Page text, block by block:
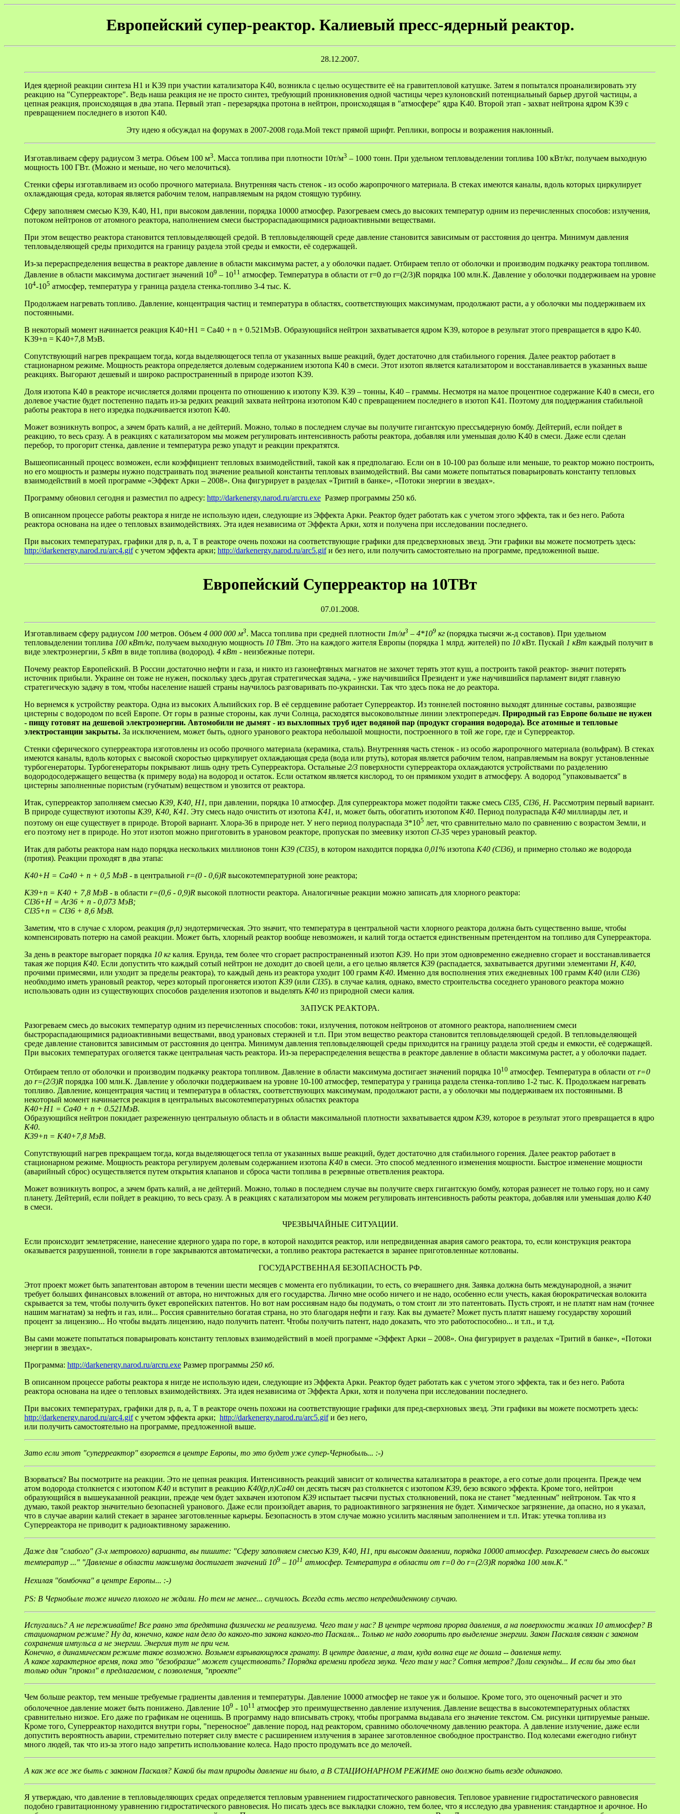
Европейский супер-реактор. Калиевый пресс-ядерный реактор.
28.12.2007.
Идея ядерной реакции синтеза H1 и K39 при участии катализатора K40, возникла с целью осуществите её на гравитепловой катушке. Затем я попытался проанализировать эту
реакцию на "Суперреакторе". Ведь наша реакция не не просто синтез, требующий проникновения одной частицы через кулоновский потенциальный барьер другой частицы, а
цепная реакция, происходящая в два этапа. Первый этап - перезарядка протона в нейтрон, происходящая в "атмосфере" ядра K40. Второй этап - захват нейтрона ядром K39 с
превращением последнего в изотоп K40.
Эту идею я обсуждал на форумах в 2007-2008 года.Мой текст прямой шрифт. Реплики, вопросы и возражения наклонный.
Изготавливаем сферу радиусом 3 метра. Объем 100 м3. Масса топлива при плотности 10т/м3 – 1000 тонн. При удельном тепловыделении топлива 100 кВт/кг, получаем выходную
мощность 100 ГВт. (Можно и меньше, но чего мелочиться).
Стенки сферы изготавливаем из особо прочного материала. Внутренняя часть стенок - из особо жаропрочного материала. В стеках имеются каналы, вдоль которых циркулирует
охлаждающая среда, которая является рабочим телом, направляемым на рядом стоящую турбину.
Сферу заполняем смесью K39, K40, H1, при высоком давлении, порядка 10000 атмосфер. Разогреваем смесь до высоких температур одним из перечисленных способов: излучения,
потоком нейтронов от атомного реактора, наполнением смеси быстрораспадающимися радиоактивными веществами.
При этом вещество реактора становится тепловыделяющей средой. В тепловыделяющей среде давление становится зависимым от расстояния до центра. Минимум давления
тепловыделяющей среды приходится на границу раздела этой среды и емкости, её содержащей.
Из-за перераспределения вещества в реакторе давление в области максимума растет, а у оболочки падает. Отбираем тепло от оболочки и производим подкачку реактора топливом.
Давление в области максимума достигает значений 109 – 1011 атмосфер. Температура в области от r=0 до r=(2/3)R порядка 100 млн.К. Давление у оболочки поддерживаем на уровне
104-105 атмосфер, температура у граница раздела стенка-топливо 3-4 тыс. К.
Продолжаем нагревать топливо. Давление, концентрация частиц и температура в областях, соответствующих максимумам, продолжают расти, а у оболочки мы поддерживаем их
постоянными.
В некоторый момент начинается реакция K40+H1 = Ca40 + n + 0.521МэВ. Образующийся нейтрон захватывается ядром K39, которое в результат этого превращается в ядро K40.
K39+n = K40+7,8 МэВ.
Сопутствующий нагрев прекращаем тогда, когда выделяющегося тепла от указанных выше реакций, будет достаточно для стабильного горения. Далее реактор работает в
стационарном режиме. Мощность реактора определяется долевым содержанием изотопа K40 в смеси. Этот изотоп является катализатором и восстанавливается в указанных выше
реакциях. Выгорают дешевый и широко распространенный в природе изотоп K39.
Доля изотопа K40 в реакторе исчисляется долями процента по отношению к изотопу K39. K39 – тонны, K40 – граммы. Несмотря на малое процентное содержание K40 в смеси, его
долевое участие будет постепенно падать из-за редких реакций захвата нейтрона изотопом K40 с превращением последнего в изотоп K41. Поэтому для поддержания стабильной
работы реактора в него изредка подкачивается изотоп K40.
Может возникнуть вопрос, а зачем брать калий, а не дейтерий. Можно, только в последнем случае вы получите гигантскую прессъядерную бомбу. Дейтерий, если пойдет в
реакцию, то весь сразу. А в реакциях с катализатором мы можем регулировать интенсивность работы реактора, добавляя или уменьшая долю K40 в смеси. Даже если сделан
перебор, то прогорит стенка, давление и температура резко упадут и реакции прекратятся.
Вышеописанный процесс возможен, если коэффициент тепловых взаимодействий, такой как я предполагаю. Если он в 10-100 раз больше или меньше, то реактор можно построить,
но его мощность и размеры нужно подстраивать под значение реальной константы тепловых взаимодействий. Вы сами можете попытаться поварьировать константу тепловых
взаимодействий в моей программе «Эффект Арки – 2008». Она фигурирует в разделах «Тритий в банке», «Потоки энергии в звездах».
Программу обновил сегодня и разместил по адресу: http://darkenergy.narod.ru/arcru.exe Размер программы 250 кб.
В описанном процессе работы реактора я нигде не использую идеи, следующие из Эффекта Арки. Реактор будет работать как с учетом этого эффекта, так и без него. Работа
реактора основана на идее о тепловых взаимодействиях. Эта идея независима от Эффекта Арки, хотя и получена при исследовании последнего.
При высоких температурах, графики для p, n, a, T в реакторе очень похожи на соответствующие графики для предсверхновых звезд. Эти графики вы можете посмотреть здесь:
http://darkenergy.narod.ru/arc4.gifс учетом эффекта арки; http://darkenergy.narod.ru/arc5.gifи без него, или получить самостоятельно на программе, предложенной выше.
Европейский Суперреактор на 10ТВт
07.01.2008.
Изготавливаем сферу радиусом 100 метров. Объем 4 000 000 м3. Масса топлива при средней плотности 1т/м3 – 4*109 кг (порядка тысячи ж-д составов). При удельном
тепловыделении топлива 100 кВт/кг, получаем выходную мощность 10 ТВт. Это на каждого жителя Европы (порядка 1 млрд. жителей) по 10 кВт. Пускай 1 кВт каждый получит в
виде электроэнергии, 5 кВт в виде топлива (водород). 4 кВт - неизбежные потери.
Почему реактор Европейский. В России достаточно нефти и газа, и никто из газонефтяных магнатов не захочет терять этот куш, а построить такой реактор- значит потерять
источник прибыли. Украине он тоже не нужен, поскольку здесь другая стратегическая задача, - уже научившийся Президент и уже научившийся парламент видят главную
стратегическую задачу в том, чтобы население нашей страны научилось разговаривать по-украински. Так что здесь пока не до реактора.
Но вернемся к устройству реактора. Одна из высоких Альпийских гор. В её сердцевине работает Суперреактор. Из тоннелей постоянно выходят длинные составы, развозящие
цистерны с водородом по всей Европе. От горы в разные стороны, как лучи Солнца, расходятся высоковольтные линии электропередач. Природный газ Европе больше не нужен
- пищу готовят на дешевой электроэнергии. Автомобили не дымят - из выхлопных труб идет водяной пар (продукт сгорания водорода). Все атомные и тепловые
электростанции закрыты. За исключением, может быть, одного уранового реактора небольшой мощности, построенного в той же горе, где и Суперреактор.
Стенки сферического суперреактора изготовлены из особо прочного материала (керамика, сталь). Внутренняя часть стенок - из особо жаропрочного материала (вольфрам). В стеках
имеются каналы, вдоль которых с высокой скоростью циркулирует охлаждающая среда (вода или ртуть), которая является рабочим телом, направляемым на вокруг установленные
турбогенераторы. Турбогенераторы покрывают лишь одну треть Суперреактора. Остальные 2/3 поверхности суперреактора охлаждаются устройствами по разделению
водородосодержащего вещества (к примеру вода) на водород и остаток. Если остатком является кислород, то он прямиком уходит в атмосферу. А водород "упаковывается" в
цистерны заполненные пористым (губчатым) веществом и увозится от реактора.
Итак, суперреактор заполняем смесью K39, K40, H1, при давлении, порядка 10 атмосфер. Для суперреактора может подойти также смесь Cl35, Cl36, H. Рассмотрим первый вариант.
В природе существуют изотопы K39, K40, K41. Эту смесь надо очистить от изотопа K41, и, может быть, обогатить изотопом K40. Период полураспада К40 миллиарды лет, и
поэтому он еще существует в природе. Второй вариант. Хлора-36 в природе нет. У него период полураспада 3*105 лет, что сравнительно мало по сравнению с возрастом Земли, и
его поэтому нет в природе. Но этот изотоп можно приготовить в урановом реакторе, пропуская по змеевику изотоп Cl-35 через урановый реактор.
Итак для работы реактора нам надо порядка нескольких миллионов тонн K39 (Cl35), в котором находится порядка 0,01% изотопа K40 (Cl36), и примерно столько же водорода
(протия). Реакции проходят в два этапа:
K40+H = Ca40 + n + 0,5 МэВ - в центральной r=(0 - 0,6)R высокотемпературной зоне реактора;
K39+n = K40 + 7,8 МэВ - в области r=(0,6 - 0,9)R высокой плотности реактора. Аналогичные реакции можно записать для хлорного реактора:
Cl36+H = Ar36 + n - 0,073 МэВ;
Cl35+n = Cl36 + 8,6 МэВ.
Заметим, что в случае с хлором, реакция (p,n) эндотермическая. Это значит, что температура в центральной части хлорного реактора должна быть существенно выше, чтобы
компенсировать потерю на самой реакции. Может быть, хлорный реактор вообще невозможен, и калий тогда остается единственным претендентом на топливо для Суперреактора.
За день в реакторе выгорает порядка 10 кг калия. Ерунда, тем более что сгорает распространенный изотоп K39. Но при этом одновременно ежедневно сгорает и восстанавливается
такая же порция K40. Если допустить что каждый сотый нейтрон не доходит до своей цели, а его целью является К39 (распадается, захватывается другими элементами Н, K40,
прочими примесями, или уходит за пределы реактора), то каждый день из реактора уходит 100 грамм K40. Именно для восполнения этих ежедневных 100 грамм K40 (или Cl36)
необходимо иметь урановый реактор, через который прогоняется изотоп K39 (или Cl35). в случае калия, однако, вместо строительства соседнего уранового реактора можно
использовать один из существующих способов разделения изотопов и выделять К40 из природной смеси калия.
ЗАПУСК РЕАКТОРА.
Разогреваем смесь до высоких температур одним из перечисленных способов: токи, излучения, потоком нейтронов от атомного реактора, наполнением смеси
быстрораспадающимися радиоактивными веществами, ввод урановых стержней и т.п. При этом вещество реактора становится тепловыделяющей средой. В тепловыделяющей
среде давление становится зависимым от расстояния до центра. Минимум давления тепловыделяющей среды приходится на границу раздела этой среды и емкости, её содержащей.
При высоких температурах оголяется также центральная часть реактора. Из-за перераспределения вещества в реакторе давление в области максимума растет, а у оболочки падает.
Отбираем тепло от оболочки и производим подкачку реактора топливом. Давление в области максимума достигает значений порядка 1010 атмосфер. Температура в области от r=0
до r=(2/3)R порядка 100 млн.К. Давление у оболочки поддерживаем на уровне 10-100 атмосфер, температура у граница раздела стенка-топливо 1-2 тыс. К. Продолжаем нагревать
топливо. Давление, концентрация частиц и температура в областях, соответствующих максимумам, продолжают расти, а у оболочки мы поддерживаем их постоянными. В
некоторый момент начинается реакция в центральных высокотемпературных областях реактора
K40+H1 = Ca40 + n + 0.521МэВ.
Образующийся нейтрон покидает разреженную центральную область и в области максимальной плотности захватывается ядром K39, которое в результат этого превращается в ядро
K40.
K39+n = K40+7,8 МэВ.
Сопутствующий нагрев прекращаем тогда, когда выделяющегося тепла от указанных выше реакций, будет достаточно для стабильного горения. Далее реактор работает в
стационарном режиме. Мощность реактора регулируем долевым содержанием изотопа K40 в смеси. Это способ медленного изменения мощности. Быстрое изменение мощности
(аварийный сброс) осуществляется путем открытия клапанов и сброса части топлива в резервные ответвления реактора.
Может возникнуть вопрос, а зачем брать калий, а не дейтерий. Можно, только в последнем случае вы получите сверх гигантскую бомбу, которая разнесет не только гору, но и саму
планету. Дейтерий, если пойдет в реакцию, то весь сразу. А в реакциях с катализатором мы можем регулировать интенсивность работы реактора, добавляя или уменьшая долю K40
в смеси.
ЧРЕЗВЫЧАЙНЫЕ СИТУАЦИИ.
Если происходит землетрясение, нанесение ядерного удара по горе, в которой находится реактор, или непредвиденная авария самого реактора, то, если конструкция реактора
оказывается разрушенной, тоннели в горе закрываются автоматически, а топливо реактора растекается в заранее приготовленные котлованы.
ГОСУДАРСТВЕННАЯ БЕЗОПАСНОСТЬ РФ.
Этот проект может быть запатентован автором в течении шести месяцев с момента его публикации, то есть, со вчерашнего дня. Заявка должна быть международной, а значит
требует больших финансовых вложений от автора, но ничтожных для его государства. Лично мне особо ничего и не надо, особенно если учесть, какая бюрократическая волокита
скрывается за тем, чтобы получить букет европейских патентов. Но вот нам россиянам надо бы подумать, о том стоит ли это патентовать. Пусть строят, и не платят нам нам (точнее
нашим магнатам) за нефть и газ, или... Россия сравнительно богатая страна, но это благодаря нефти и газу. Как вы думаете? Может пусть платят нашему государству хороший
процент за лицензию... Но чтобы выдать лицензию, надо получить патент. Чтобы получить патент, надо доказать, что это работоспособно... и т.п., и т.д.
Вы сами можете попытаться поварьировать константу тепловых взаимодействий в моей программе «Эффект Арки – 2008». Она фигурирует в разделах «Тритий в банке», «Потоки
энергии в звездах».
Программа: http://darkenergy.narod.ru/arcru.exe Размер программы 250 кб.
В описанном процессе работы реактора я нигде не использую идеи, следующие из Эффекта Арки. Реактор будет работать как с учетом этого эффекта, так и без него. Работа
реактора основана на идее о тепловых взаимодействиях. Эта идея независима от Эффекта Арки, хотя и получена при исследовании последнего.
При высоких температурах, графики для p, n, a, T в реакторе очень похожи на соответствующие графики для пред-сверхновых звезд. Эти графики вы можете посмотреть здесь:
http://darkenergy.narod.ru/arc4.gifс учетом эффекта арки; http://darkenergy.narod.ru/arc5.gifи без него,
или получить самостоятельно на программе, предложенной выше.
Зато если этот "суперреактор" взорвется в центре Европы, то это будет уже супер-Чернобыль... :-)
Взорваться? Вы посмотрите на реакции. Это не цепная реакция. Интенсивность реакций зависит от количества катализатора в реакторе, а его сотые доли процента. Прежде чем
атом водорода столкнется с изотопом K40 и вступит в реакцию K40(p,n)Ca40 он десять тысяч раз столкнется с изотопом K39, безо всякого эффекта. Кроме того, нейтрон
образующийся в вышеуказанной реакции, прежде чем будет захвачен изотопом K39 испытает тысячи пустых столкновений, пока не станет "медленным" нейтроном. Так что я
думаю, такой реактор значительно безопасней уранового. Даже если произойдет авария, то радиоактивного загрязнения не будет. Химическое загрязнение, да опасно, но я указал,
что в случае аварии калий стекает в заранее заготовленные карьеры. Безопасность в этом случае можно усилить масляным заполнением и т.п. Итак: утечка топлива из
Суперреактора не приводит к радиоактивному заражению.
Даже для "слабого" (3-х метрового) варианта, вы пишите: "Сферу заполняем смесью K39, K40, H1, при высоком давлении, порядка 10000 атмосфер. Разогреваем смесь до высоких
температур ..." "Давление в области максимума достигает значений 109 – 1011 атмосфер. Температура в области от r=0 до r=(2/3)R порядка 100 млн.К."
Нехилая "бомбочка" в центре Европы... :-)
PS: В Чернобыле тоже ничего плохого не ждали. Но тем не менее... случилось. Всегда есть место непредвиденному случаю.
Испугались? А не переживайте! Все равно эта бредятина физически не реализуема. Чего там у нас? В центре чертова прорва давления, а на поверхности жалких 10 атмосфер? В
стационарном режиме? Ну да, конечно, какое нам дело до какого-то закона какого-то Паскаля... Только не надо говорить про выделение энергии. Закон Паскаля связан с законом
сохранения импульса а не энергии. Энергия тут не при чем.
Конечно, в динамическом режиме такое возможно. Возьмем взрывающуюся гранату. В центре давление, а там, куда волна еще не дошла -- давления нету.
А какое характерное время, пока это "безобразие" может существовать? Порядка времени пробега звука. Чего там у нас? Сотня метров? Доли секунды... И если бы это был
только один "прокол" в предлагаемом, с позволения, "проекте"
Чем больше реактор, тем меньше требуемые градиенты давления и температуры. Давление 10000 атмосфер не такое уж и большое. Кроме того, это оценочный расчет и это
оболочечное давление может быть понижено. Давление 109 - 1011 атмосфер это преимущественно давление излучения. Давление вещества в высокотемпературных областях
сравнительно низкое. Его даже по графикам не оценишь. В программу надо вписывать строку, чтобы программа выдавала его значение текстом. См. рисунки цитируемые раньше.
Кроме того, Суперреактор находится внутри горы, "переносное" давление пород, над реактором, сравнимо оболочечному давлению реактора. А давление излучение, даже если
допустить вероятность аварии, стремительно потеряет силу вместе с расширением излучения в заранее заготовленное свободное пространство. Под колесами ежегодно гибнут
много людей, так что из-за этого надо запретить использование колеса. Надо просто продумать все до мелочей.
А как же все же быть с законом Паскаля? Какой бы там природы давление ни было, а В СТАЦИОНАРНОМ РЕЖИМЕ оно должно быть везде одинаково.
Я утверждаю, что давление в тепловыделяющих средах определяется тепловым уравнением гидростатического равновесия. Тепловое уравнение гидростатического равновесия
подобно гравитационному уравнению гидростатического равновесия. Но писать здесь все выкладки сложно, тем более, что я исследую два уравнения: стандартное и арочное. Но